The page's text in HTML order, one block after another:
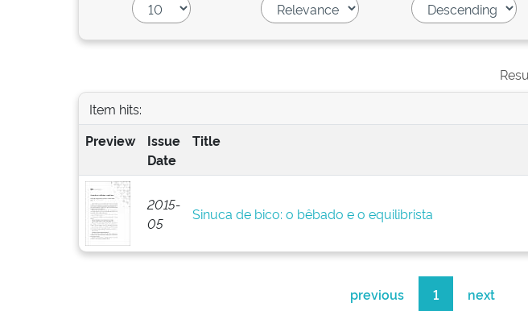
Item hits:
Preview
Issue
Date
Title
2015-
05
Sinuca de bico: o bêbado e o equilibrista
previous 1 next